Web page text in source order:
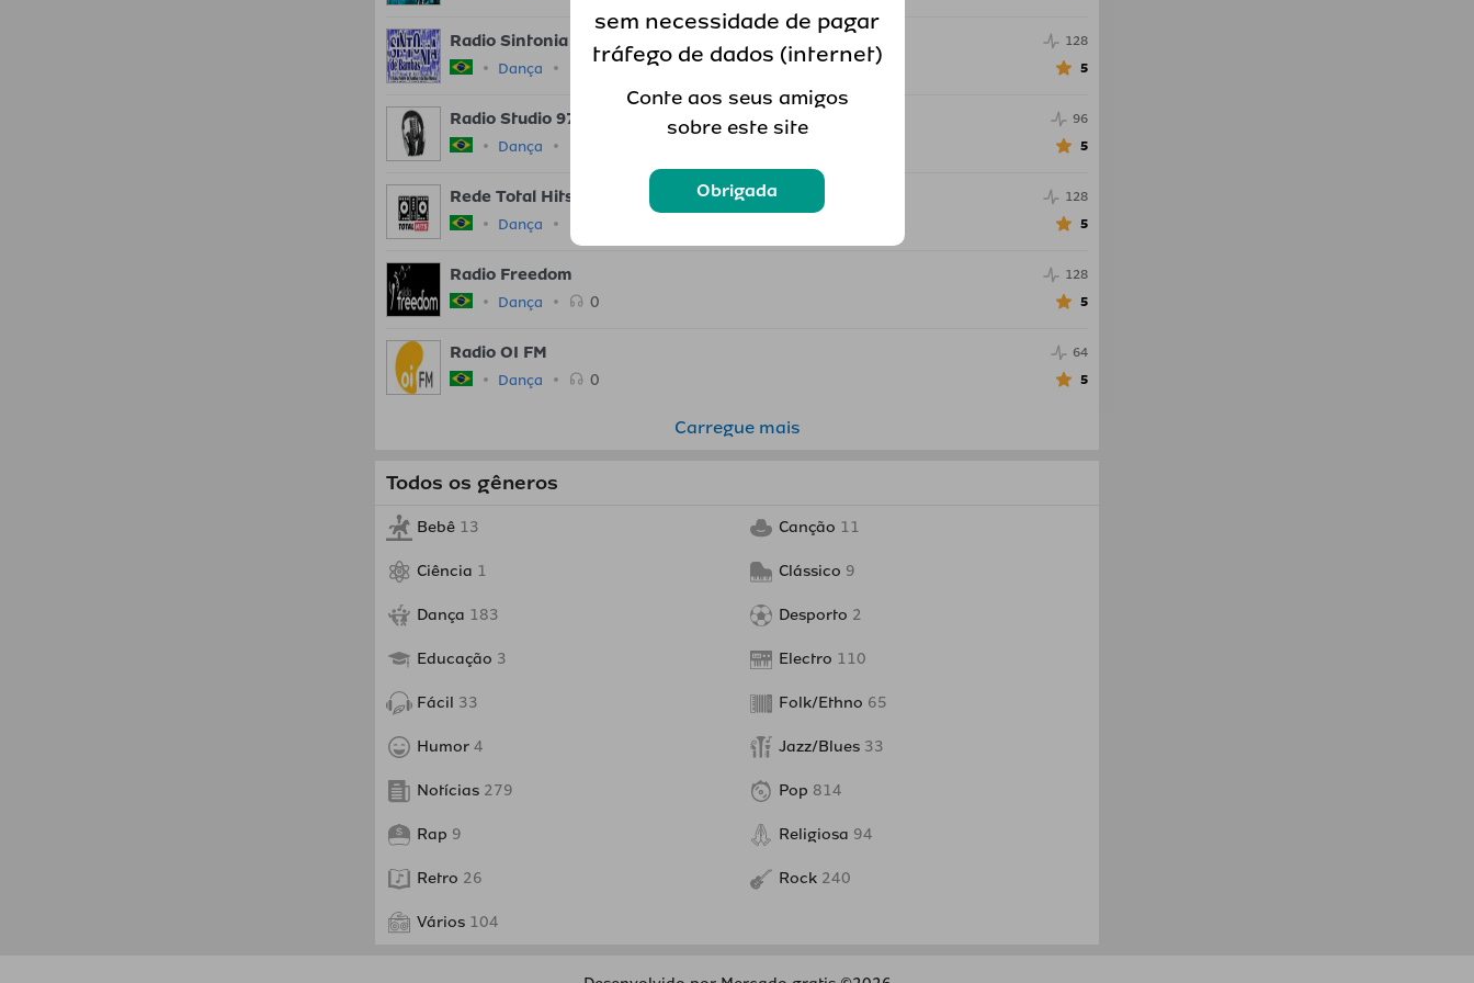
Radio Sintonia de Bambas
Dança 0
128
5
Radio Studio 97
Dança
96
5
Rede Total Hits
Dança
128
5
Radio Freedom
Dança 0
128
5
Radio OI FM
Dança 0
64
5
Carregue mais
Todos os gêneros
Bebê 13 Canção 11
Ciência 1 Clássico 9
Dança 183 Desporto 2
Educação 3 Electro 110
Fácil 33 Folk/Ethno 65
Humor 4 Jazz/Blues 33
Notícias 279 Pop 814
Rap 9 Religiosa 94
Retro 26 Rock 240
Vários 104
sem necessidade de pagar
tráfego de dados (internet)
Conte aos seus amigos
sobre este site
Obrigada